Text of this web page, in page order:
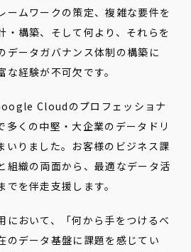
ームワークの策定、複雑な要件を
・構築、そして何より、それらを
データガバナンス体制の構築に
経験が不可欠です。
Cloudのプロフェッショナ
多くの中堅・大企業のデータドリ
いりました。お客様のビジネス課
組織の両面から、最適なデータ活
を伴走支援します。
において、「何から手をつけるべ
のデータ基盤に課題を感じてい